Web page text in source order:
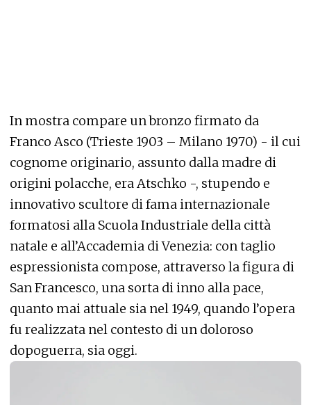
In mostra compare un bronzo firmato da
Franco Asco (Trieste 1903 – Milano 1970) - il cui
cognome originario, assunto dalla madre di
origini polacche, era Atschko -, stupendo e
innovativo scultore di fama internazionale
formatosi alla Scuola Industriale della città
natale e all’Accademia di Venezia: con taglio
espressionista compose, attraverso la figura di
San Francesco, una sorta di inno alla pace,
quanto mai attuale sia nel 1949, quando l’opera
fu realizzata nel contesto di un doloroso
dopoguerra, sia oggi.